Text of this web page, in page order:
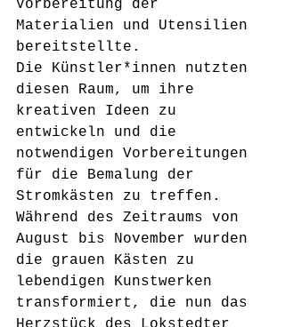
Vorbereitung der
Materialien und Utensilien
bereitstellte.
Die Künstler*innen nutzten
diesen Raum, um ihre
kreativen Ideen zu
entwickeln und die
notwendigen Vorbereitungen
für die Bemalung der
Stromkästen zu treffen.
Während des Zeitraums von
August bis November wurden
die grauen Kästen zu
lebendigen Kunstwerken
transformiert, die nun das